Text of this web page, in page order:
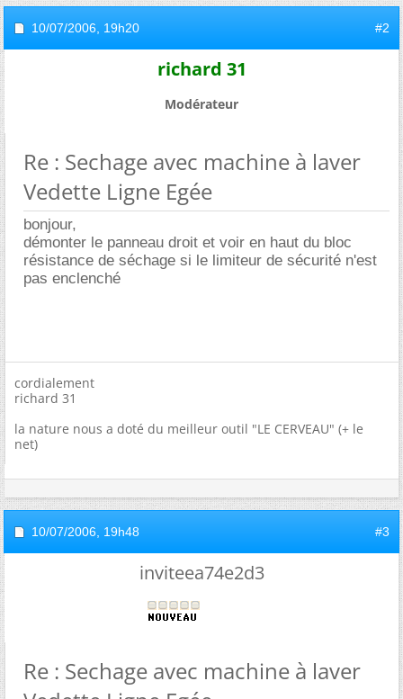
10/07/2006, 19h20 #2
richard 31
Modérateur
Re : Sechage avec machine à laver
Vedette Ligne Egée
bonjour,
démonter le panneau droit et voir en haut du bloc
résistance de séchage si le limiteur de sécurité n'est
pas enclenché
cordialement
richard 31
la nature nous a doté du meilleur outil "LE CERVEAU" (+ le
net)
10/07/2006, 19h48 #3
inviteea74e2d3
Re : Sechage avec machine à laver